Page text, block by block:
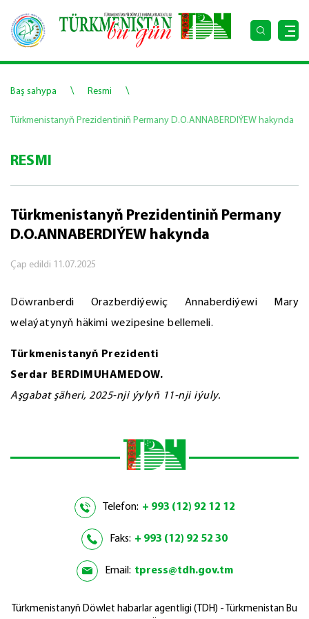
Baş sahypa \ Resmi \
Türkmenistanyň Prezidentiniň Permany D.O.ANNABERDIÝEW hakynda
RESMI
Türkmenistanyň Prezidentiniň Permany
D.O.ANNABERDIÝEW hakynda
Çap edildi 11.07.2025
Döwranberdi Orazberdiýewiç Annaberdiýewi Mary
welaýatynyň häkimi wezipesine bellemeli.
Türkmenistanyň Prezidenti
Serdar BERDIMUHAMEDOW.
Aşgabat şäheri, 2025-nji ýylyň 11-nji iýuly.
Telefon: + 993 (12) 92 12 12
Faks: + 993 (12) 92 52 30
Email: tpress@tdh.gov.tm
Türkmenistanyň Döwlet habarlar agentligi (TDH) - Türkmenistan Bu